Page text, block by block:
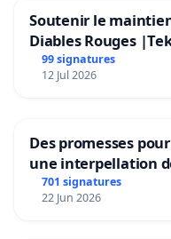
Soutenir le
Diables Rouges
Rudi Garcia als
99 signatures
12 Jul 2026
Des promesses
une interpellation
climat et de
701 signatures
22 Jun 2026